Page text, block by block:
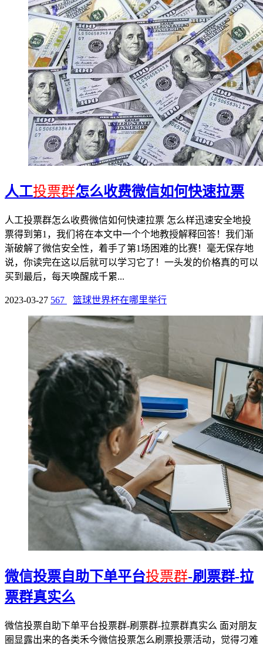
人工投票群怎么收费微信如何快速拉票
人工投票群怎么收费微信如何快速拉票 怎么样迅速安全地投
票得到第1，我们将在本文中一个个地教授解释回答！我们渐
渐破解了微信安全性，着手了第1场困难的比赛！毫无保存地
说，你读完在这以后就可以学习它了！一头发的价格真的可以
买到最后，每天唤醒成千累...
2023-03-27 567 篮球世界杯在哪里举行
微信投票自助下单平台投票群-刷票群-拉
票群真实么
微信投票自助下单平台投票群-刷票群-拉票群真实么 面对朋友
圈显露出来的各类禾今微信投票怎么刷票投票活动，觉得刁难